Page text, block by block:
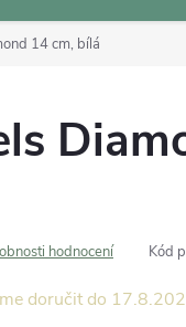
14 cm, bílá
hodnocení Kód